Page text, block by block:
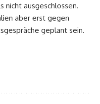
nicht ausgeschlossen.
aber erst gegen
geplant sein.